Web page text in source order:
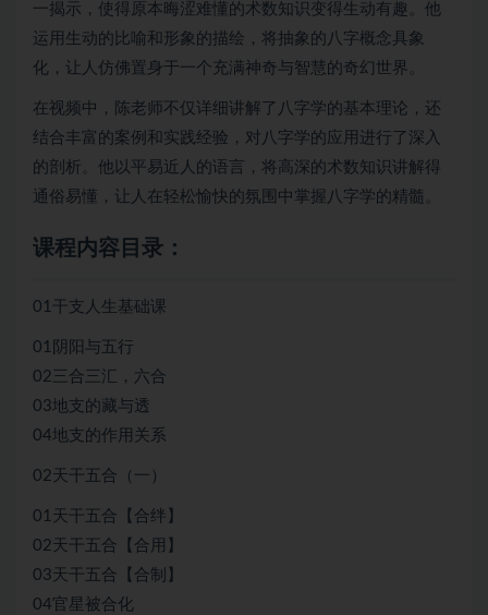
一揭示，使得原本晦涩难懂的术数知识变得生动有趣。他
运用生动的比喻和形象的描绘，将抽象的八字概念具象
化，让人仿佛置身于一个充满神奇与智慧的奇幻世界。
在视频中，陈老师不仅详细讲解了八字学的基本理论，还
结合丰富的案例和实践经验，对八字学的应用进行了深入
的剖析。他以平易近人的语言，将高深的术数知识讲解得
通俗易懂，让人在轻松愉快的氛围中掌握八字学的精髓。
课程内容目录：
01干支人生基础课
01阴阳与五行
02三合三汇，六合
03地支的藏与透
04地支的作用关系
02天干五合（一）
01天干五合【合绊】
02天干五合【合用】
03天干五合【合制】
04官星被合化